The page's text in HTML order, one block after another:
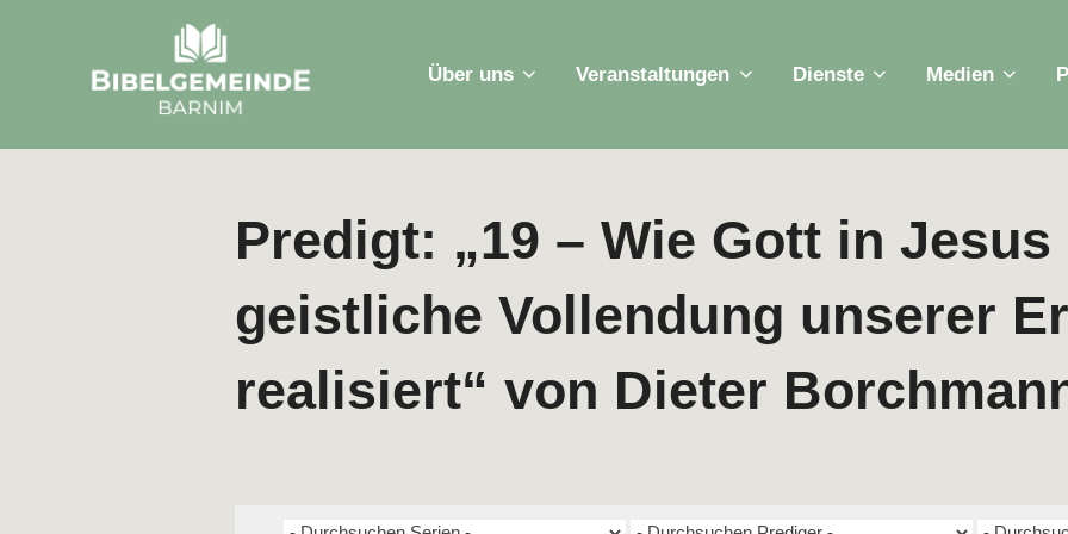
Über uns Veranstaltungen Dienste Medien
Predigt: „19 – Wie Gott in Jesus
geistliche Vollendung unserer
realisiert“ von Dieter